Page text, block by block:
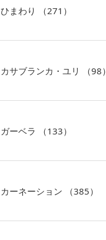
まわり （271）
サブランカ・ユリ （98）
ーベラ （133）
ーネーション （385）